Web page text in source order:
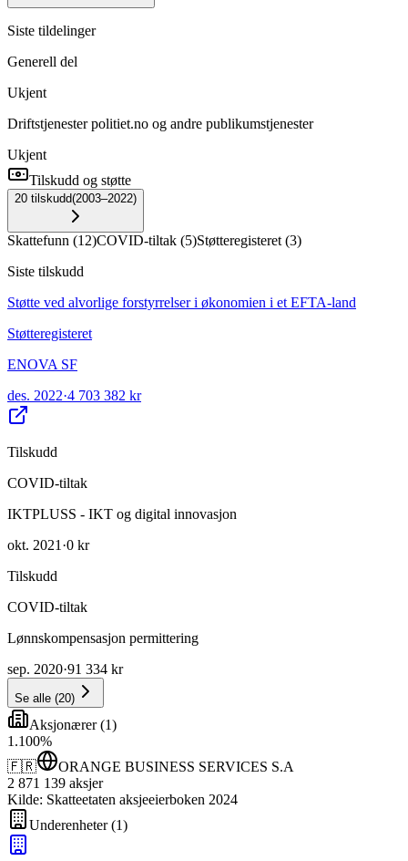
Siste tildelinger
Generell del
Ukjent
Driftstjenester politiet.no og andre publikumstjenester
Ukjent
Tilskudd og støtte
20 tilskudd(2003–2022)
Skattefunn (12)COVID-tiltak (5)Støtteregisteret (3)
Siste tilskudd
Støtte ved alvorlige forstyrrelser i økonomien i et EFTA-land
Støtteregisteret
ENOVA SF
des. 2022·4 703 382 kr
Tilskudd
COVID-tiltak
IKTPLUSS - IKT og digital innovasjon
okt. 2021 ·0 kr
Tilskudd
COVID-tiltak
Lønnskompensasjon permittering
sep. 2020·91 334 kr
Se alle (20)
Aksjonærer(1)
1 .100%
🇫🇷
ORANGE BUSINESS SERVICES S.A
2 871 139 aksjer
Kilde: Skatteetaten aksjeeierboken 2024
Underenheter(1)